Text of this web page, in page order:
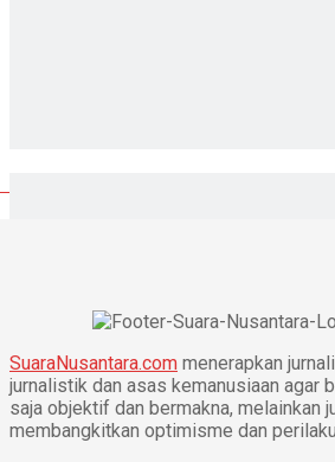
SuaraNusantara.com menerapkan
jurnalistik dan asas kemanusiaan agar
saja objektif dan bermakna, melainkan
membangkitkan optimisme dan